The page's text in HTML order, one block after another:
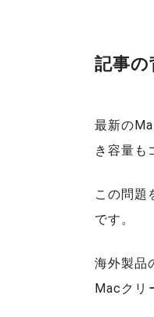
記事の
最新の
き容量も
この問題
です。
海外製品
Macクリ